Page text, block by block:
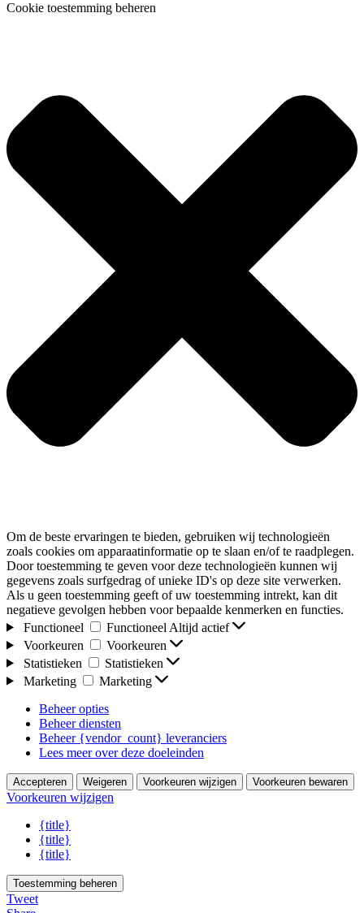
Cookie toestemming beheren
Om de beste ervaringen te bieden, gebruiken wij technologieën
zoals cookies om apparaatinformatie op te slaan en/of te raadplegen.
Door toestemming te geven voor deze technologieën kunnen wij
gegevens zoals surfgedrag of unieke ID's op deze site verwerken.
Als u geen toestemming geeft of uw toestemming intrekt, kan dit
negatieve gevolgen hebben voor bepaalde kenmerken en functies.
Functioneel
Functioneel Altijd actief
Voorkeuren
Voorkeuren
Statistieken
Statistieken
Marketing
Marketing
Beheer opties
Beheer diensten
Beheer {vendor_count} leveranciers
Lees meer over deze doeleinden
Accepteren Weigeren Voorkeuren wijzigen Voorkeuren bewaren
Voorkeuren wijzigen
{title}
{title}
{title}
Toestemming beheren
Tweet